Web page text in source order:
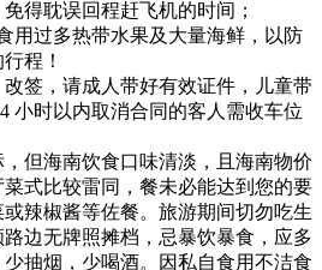
得耽误回程赶飞机的时间；
用过多热带水果及大量海鲜，以防
程！
签，请成人带好有效证件，儿童带
小时以内取消合同的客人需收车位
但海南饮食口味清淡，且海南物价
式比较雷同，餐未必能达到您的要
辣椒酱等佐餐。旅游期间切勿吃生
边无牌照摊档，忌暴饮暴食，应多
抽烟，少喝酒。因私自食用不洁食